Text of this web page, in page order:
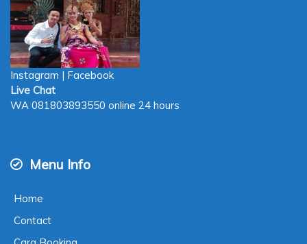
Instagram | Facebook
Live Chat
WA 081803893550 online 24 hours
Menu Info
Home
Contact